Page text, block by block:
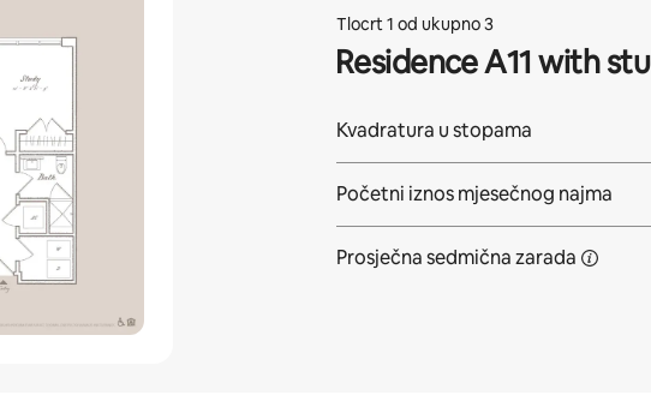
Tlocrt 1 od ukupno 3
Residence A11 with
Kvadratura u stopama
Početni iznos mjesečnog najma
Prosječnasedmična zarada